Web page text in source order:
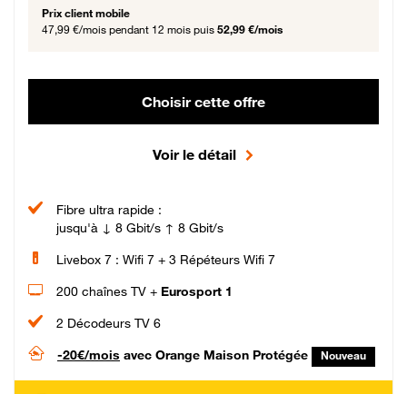
Prix client mobile
47,99 €/mois pendant 12 mois puis 52,99 €/mois
Choisir cette offre
Voir le détail
Fibre ultra rapide :
jusqu'à ↓ 8 Gbit/s ↑ 8 Gbit/s
Livebox 7 : Wifi 7 + 3 Répéteurs Wifi 7
200 chaînes TV + Eurosport 1
2 Décodeurs TV 6
-20€/mois avec Orange Maison Protégée Nouveau